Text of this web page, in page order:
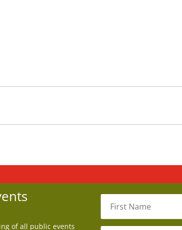
of all public events